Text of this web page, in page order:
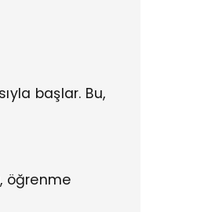
başlar. Bu,
öğrenme